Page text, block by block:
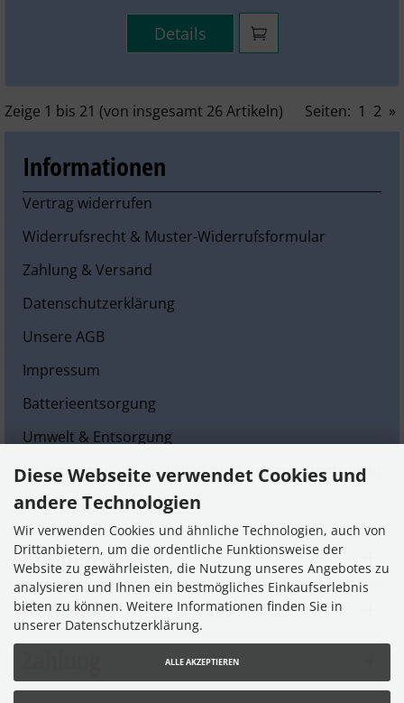
Details
Zeige 1 bis 21 (von insgesamt 26Artikeln) Seiten: 1 2 »
Informationen
Vertrag widerrufen
Widerrufsrecht & Muster-Widerrufsformular
Zahlung & Versand
Datenschutzerklärung
Unsere AGB
Impressum
Batterieentsorgung
Umwelt & Entsorgung
Informationen zur Echtheit der Kundenbewertungen
Cookie Einstellungen
Kundenservice
Kontakt
Diese Webseite verwendet Cookies und
andere Technologien
Wir verwenden Cookies und ähnliche Technologien, auch von
Drittanbietern, um die ordentliche Funktionsweise der
Website zu gewährleisten, die Nutzung unseres Angebotes zu
analysieren und Ihnen ein bestmögliches Einkaufserlebnis
bieten zu können. Weitere Informationen finden Sie in
unserer Datenschutzerklärung.
ALLE AKZEPTIEREN